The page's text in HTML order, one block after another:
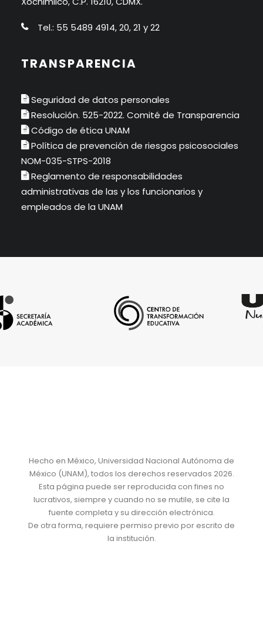
Tel.: 55 5489 4914, 20, 21 y 22
TRANSPARENCIA
Seguridad de datos personales
Resolución. 525-2022. Comité de Transparencia
Código de ética UNAM
Política de prevención de riesgos psicosociales
NOM-035-STPS-2018
Reglamento de responsabilidades
administrativas de las y los funcionarios y
empleados de la UNAM
Hecho en México, Universidad Nacional Autónoma de
México (UNAM), todos los derechos reservados 2026.
Esta página puede ser reproducida con fines no
lucrativos, siempre y cuando no se mutile, se cite la
fuente completa y su dirección electrónica.
De otra forma, requiere permiso previo por escrito de
la institución.